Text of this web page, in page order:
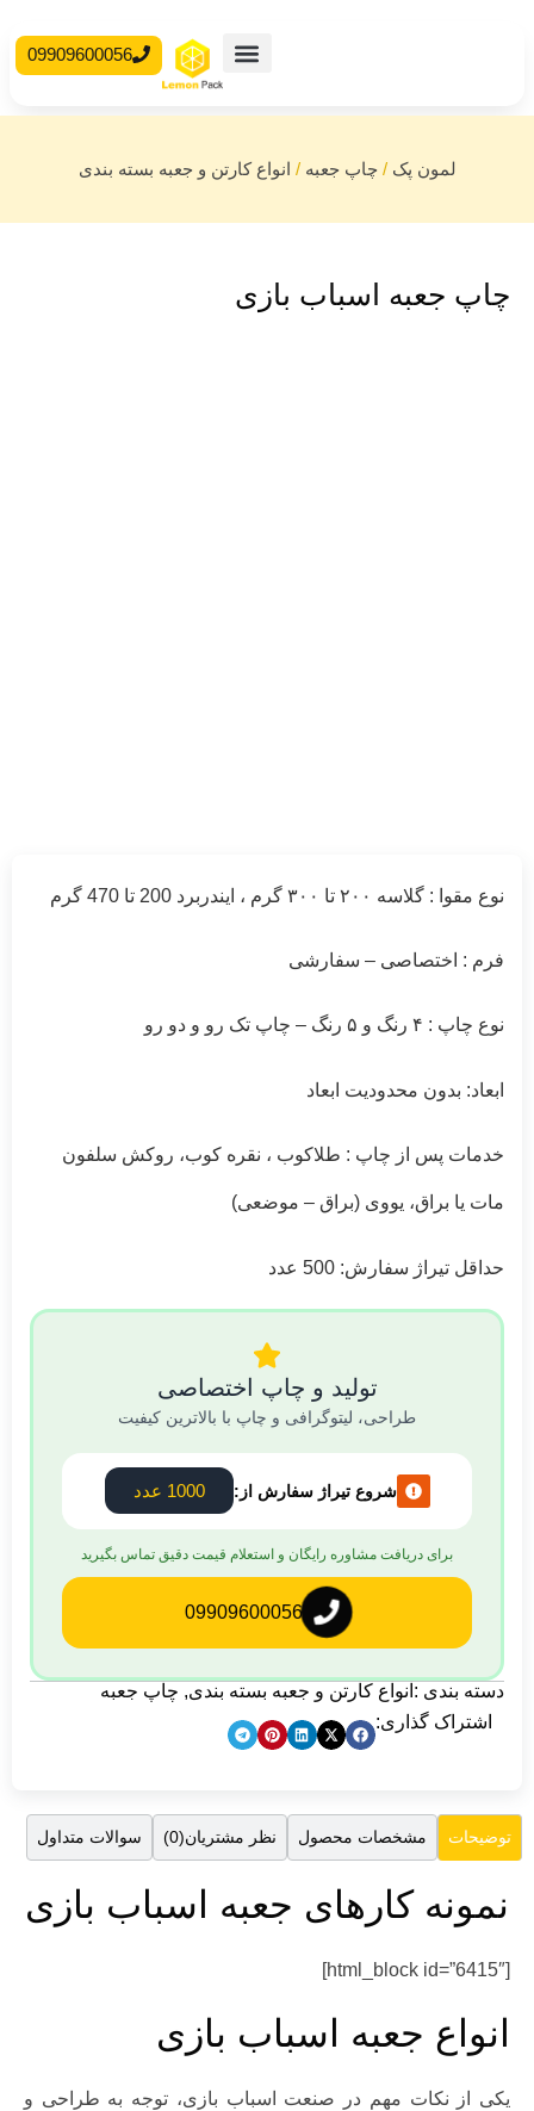
09909600056
لمون پک / چاپ جعبه / انواع کارتن و جعبه بسته بندی
چاپ جعبه اسباب بازی
نوع مقوا : گلاسه ۲۰۰ تا ۳۰۰ گرم ، ایندربرد 200 تا 470 گرم
فرم : اختصاصی – سفارشی
نوع چاپ : ۴ رنگ و ۵ رنگ – چاپ تک رو و دو رو
ابعاد: بدون محدودیت ابعاد
خدمات پس از چاپ : طلاکوب ، نقره کوب، روکش سلفون
مات یا براق، یووی (براق – موضعی)
حداقل تیراژ سفارش: 500 عدد
تولید و چاپ اختصاصی
طراحی، لیتوگرافی و چاپ با بالاترین کیفیت
شروع تیراژ سفارش از: 1000 عدد
برای دریافت مشاوره رایگان و استعلام قیمت دقیق تماس بگیرید
09909600056
دسته بندی : انواع کارتن و جعبه بسته بندی, چاپ جعبه
اشتراک گذاری:
توضیحات مشخصات محصول نظر مشتریان(0) سوالات متداول
نمونه کارهای جعبه اسباب بازی
[html_block id=”6415″]
انواع جعبه اسباب بازی
یکی از نکات مهم در صنعت اسباب بازی، توجه به طراحی و